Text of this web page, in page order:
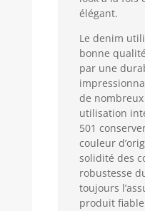
élégant.
Le denim
bonne
par une
de
utilisation
501
couleur
solidité des
robustesse
toujours
produit